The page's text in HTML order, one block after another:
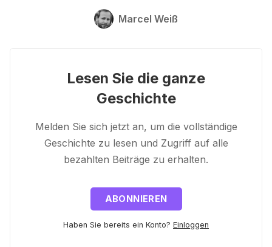
Marcel Weiß
Lesen Sie die ganze
Geschichte
Melden Sie sich jetzt an, um die vollständige
Geschichte zu lesen und Zugriff auf alle
bezahlten Beiträge zu erhalten.
ABONNIEREN
Haben Sie bereits ein Konto? Einloggen